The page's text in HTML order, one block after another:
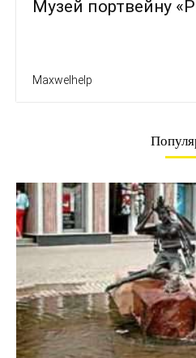
Музей портвейну
Maxwelhelp